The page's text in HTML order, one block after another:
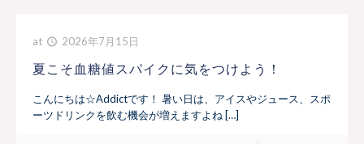
at 2026年7月15日
夏こそ血糖値スパイクに気をつけよう！
こんにちは☆Addictです！ 暑い日は、アイスやジュース、スポ
ーツドリンクを飲む機会が増えますよね […]